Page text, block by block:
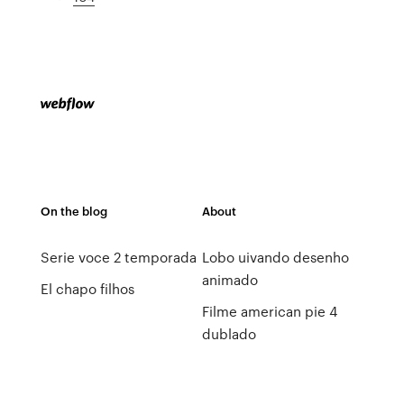
On the blog
Serie voce 2 temporada
El chapo filhos
About
Lobo uivando desenho
animado
Filme american pie 4
dublado